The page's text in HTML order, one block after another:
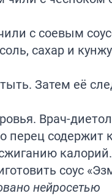
с соевым
сахар и
Затем её
Врач-
перец
калорий.
соус
нейросетью